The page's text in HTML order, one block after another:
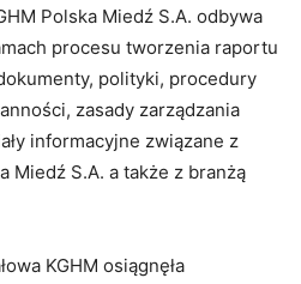
Polska Miedź S.A. odbywa
procesu tworzenia raportu
polityki, procedury
zasady zarządzania
informacyjne związane z
Miedź S.A. a także z branżą
KGHM osiągnęła